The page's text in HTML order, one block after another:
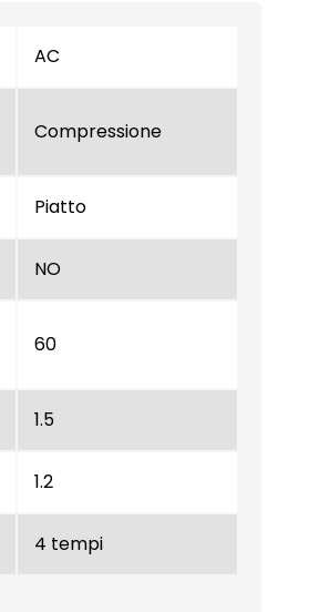
AC
Compressione
Piatto
NO
60
1.5
1.2
4 tempi